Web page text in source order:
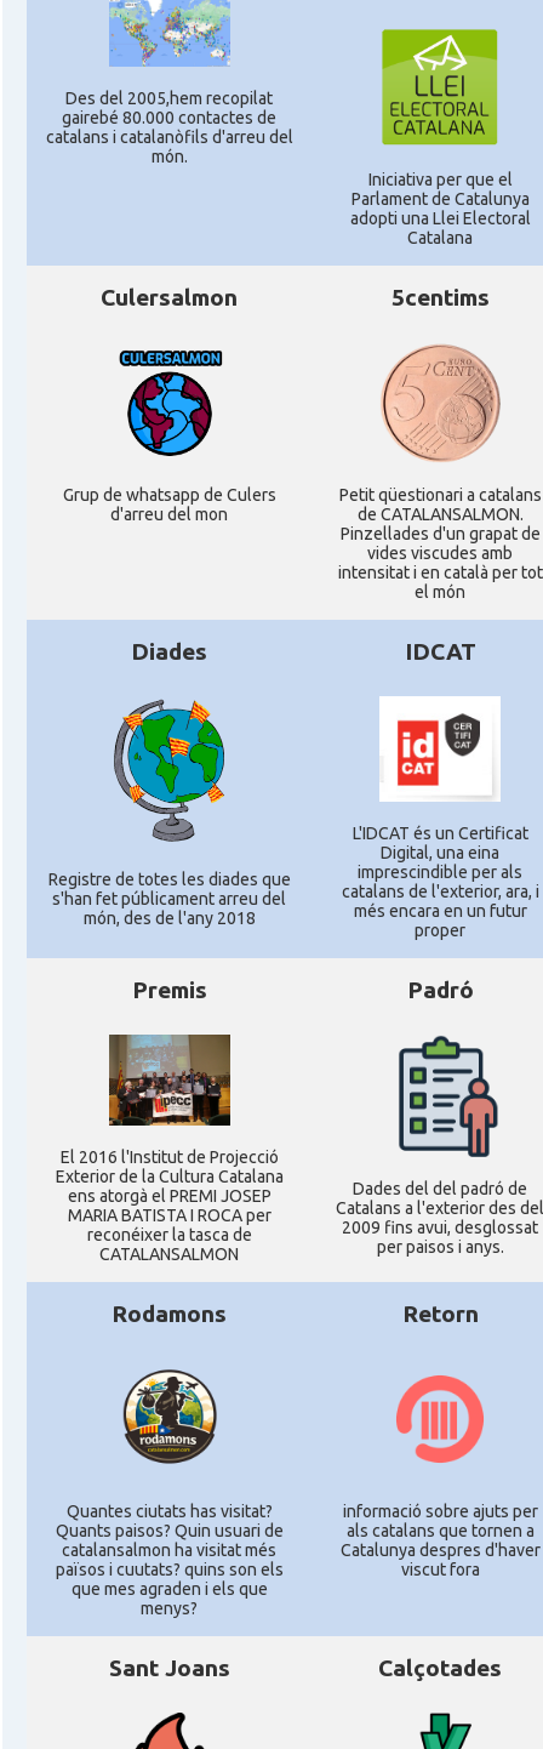
Des del 2005,hem recopilat
gairebé 80.000 contactes de
catalans i catalanòfils d'arreu del
món.
Iniciativa per que el
Parlament de Catalunya
adopti una Llei Electoral
Catalana
Culersalmon
Grup de whatsapp de Culers
d'arreu del mon
5centims
Petit qüestionari a catalans
de CATALANSALMON.
Pinzellades d'un grapat de
vides viscudes amb
intensitat i en català per tot
el món
Diades
Registre de totes les diades que
s'han fet públicament arreu del
món, des de l'any 2018
IDCAT
L'IDCAT és un Certificat
Digital, una eina
imprescindible per als
catalans de l'exterior, ara, i
més encara en un futur
proper
Premis
El 2016 l'Institut de Projecció
Exterior de la Cultura Catalana
ens atorgà el PREMI JOSEP
MARIA BATISTA I ROCA per
reconéixer la tasca de
CATALANSALMON
Padró
Dades del del padró de
Catalans a l'exterior des del
2009 fins avui, desglossat
per paisos i anys.
Rodamons
Quantes ciutats has visitat?
Quants paisos? Quin usuari de
catalansalmon ha visitat més
països i cuutats? quins son els
que mes agraden i els que
menys?
Retorn
informació sobre ajuts per
als catalans que tornen a
Catalunya despres d'haver
viscut fora
Sant Joans Calçotades